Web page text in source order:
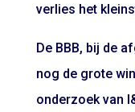
verlies het
De BBB, bij de
nog de grote
onderzoek van